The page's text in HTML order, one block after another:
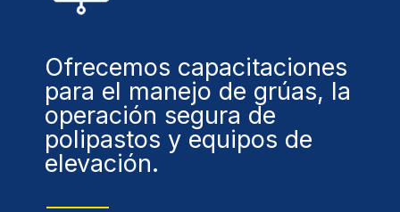
Ofrecemos capacitaciones
para el manejo de grúas, la
operación segura de
polipastos y equipos de
elevación.